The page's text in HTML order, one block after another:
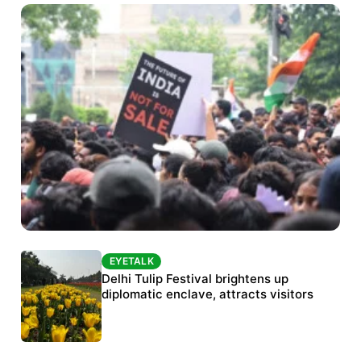
Protests continue at Jantar Mantar despite
police crackdown
EYETALK
Delhi Tulip Festival brightens up
diplomatic enclave, attracts visitors